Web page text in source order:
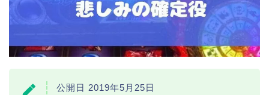
公開日 2019年5月25日